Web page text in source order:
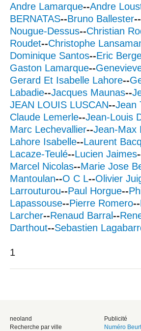
Andre Lamarque--Andre
BERNATAS--Bruno Ballester--
Nougue-Dessus--Christian
Roudet--Christophe
Dominique Santos--Eric
Gaston Lamarque--
Gerard Et Isabelle Lahore--
Labadie--Jacques Maunas--
JEAN LOUIS LUSCAN--Jean
Claude Lemerle--Jean-Louis
Marc Lechevallier--Jean-Max
Lahore Isabelle--Laurent
Lacaze-Teulé--Lucien Jaimes
Marcel Nicolas--Marie Jose
Mantoulan--O C L--Olivier
Larrouturou--Paul Horgue--
Lapassouse--Pierre Romero--
Larcher--Renaud Barral--
Darthout--Sebastien
1
neoland
Recherche par ville
Publicité
Numéro